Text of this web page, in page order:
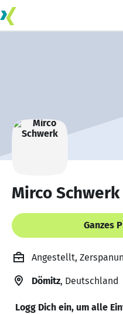
Mirco Schwerk
Ganzes
Angestellt,
Dömitz, Deutschland
Logg Dich ein, um alle